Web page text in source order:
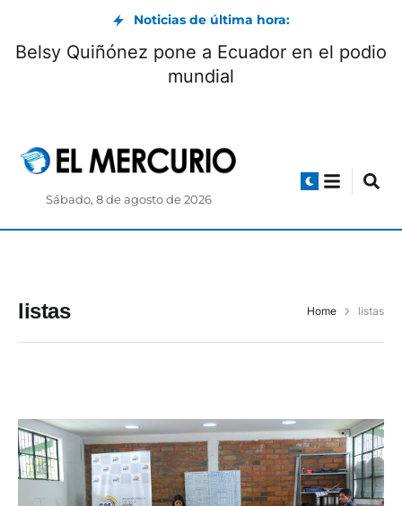
Noticias de última hora:
Belsy Quiñónez pone a Ecuador en el podio
mundial
Sábado, 8 de agosto de 2026
listas Home listas